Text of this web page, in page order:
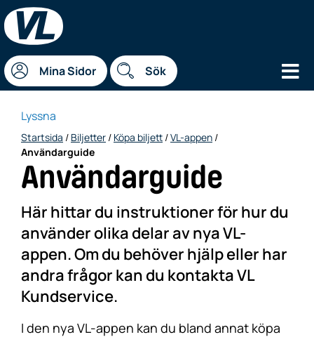
Mina Sidor Sök
Lyssna
Startsida / Biljetter / Köpa biljett /VL-appen /
Användarguide
Användarguide
Här hittar du instruktioner för hur du
använder olika delar av nya VL-
appen. Om du behöver hjälp eller har
andra frågor kan du kontakta VL
Kundservice.
I den nya VL-appen kan du bland annat köpa